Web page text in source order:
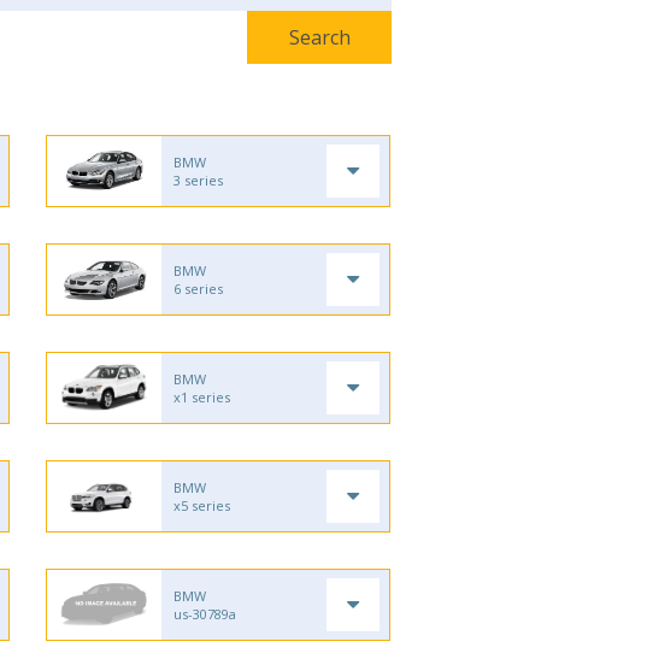
BMW
3 series
BMW
6 series
BMW
x1 series
BMW
x5 series
BMW
us-30789a